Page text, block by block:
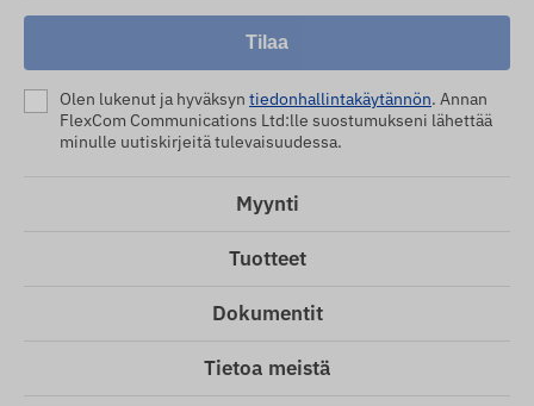
Tilaa
Olen lukenut ja hyväksyn tiedonhallintakäytännön. Annan
FlexCom Communications Ltd:lle suostumukseni lähettää
minulle uutiskirjeitä tulevaisuudessa.
Myynti
Tuotteet
Dokumentit
Tietoa meistä